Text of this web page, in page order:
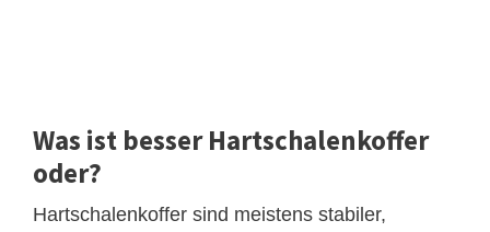
Was ist besser Hartschalenkoffer
oder?
Hartschalenkoffer sind meistens stabiler,